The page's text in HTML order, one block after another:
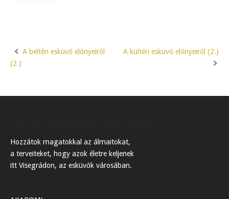
Post
A beltéri esküvő előnyeiről
(2.)
A kültéri esküvő előnyeiről (2.)
Hozzátok magatokkal az álmaitokat,
a terveiteket, hogy azok életre keljenek
itt Visegrádon, az esküvők városában.